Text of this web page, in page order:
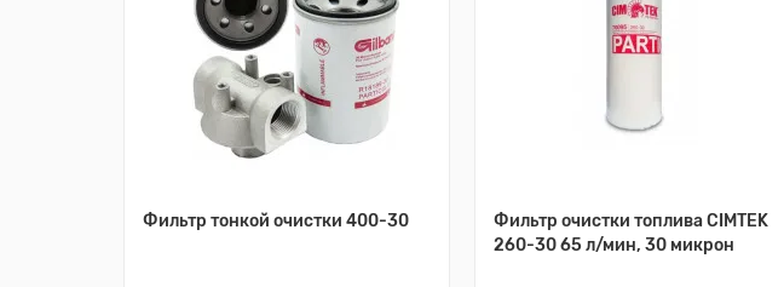
Фильтр тонкой очистки 400-30
Фильтр очистки топлива CIMTEK
260-30 65 л/мин, 30 микрон